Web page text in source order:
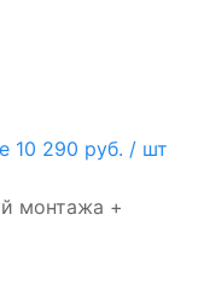
10 290 руб. / шт
монтажа +